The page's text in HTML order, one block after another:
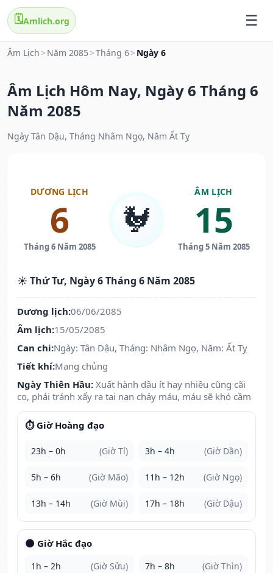
🗓️Amlich.org
Âm Lịch > Năm 2085 >Tháng 6> Ngày 6
Âm Lịch Hôm Nay, Ngày 6 Tháng 6
Năm 2085
Ngày Tân Dậu, Tháng Nhâm Ngọ, Năm Ất Tỵ
DƯƠNG LỊCH
6
Tháng 6 Năm 2085
🐓
ÂM LỊCH
15
Tháng 5 Năm 2085
☀️ Thứ Tư, Ngày 6 Tháng 6 Năm 2085
Dương lịch:06/06/2085
Âm lịch:15/05/2085
Can chi:Ngày: Tân Dậu, Tháng: Nhâm Ngọ, Năm: Ất Tỵ
Tiết khí:Mang chủng
Ngày Thiên Hầu: Xuất hành dầu ít hay nhiều cũng cãi
cọ, phải tránh xẩy ra tai nạn chảy máu, máu sẽ khó cầm
⏱️ Giờ Hoàng đạo
23h – 0h (Giờ Tí) 3h – 4h (Giờ Dần)
5h – 6h (Giờ Mão) 11h – 12h (Giờ Ngọ)
13h – 14h (Giờ Mùi) 17h – 18h (Giờ Dậu)
🌑 Giờ Hắc đạo
1h – 2h (Giờ Sửu) 7h – 8h (Giờ Thìn)